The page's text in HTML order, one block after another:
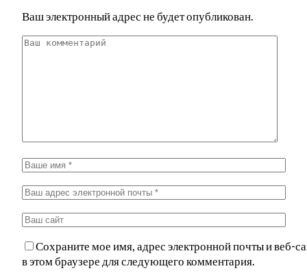
Ваш электронный адрес не будет опубликован.
Сохраните мое имя, адрес электронной почты и веб-
в этом браузере для следующего комментария.